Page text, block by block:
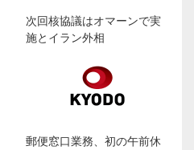
次回核協議はオマーンで実
施とイラン外相
郵便窓口業務、初の午前休